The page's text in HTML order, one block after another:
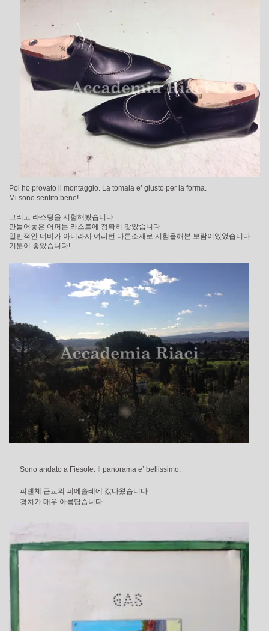
Poi ho provato il montaggio. La tomaia e’ giusto per la forma.
Mi sono sentito bene!
그리고 라스팅을 시험해봤습니다
만들어놓은 어퍼는 라스트에 정확히 맞았습니다
일반적인 더비가 아니라서 여러번 다른소재로 시험을해본 보람이있었습니다
기분이 좋았습니다!
Sono andato a Fiesole. Il panorama e’ bellissimo.
피렌체 근교의 피에솔레에 갔다왔습니다
경치가 매우 아름답습니다.